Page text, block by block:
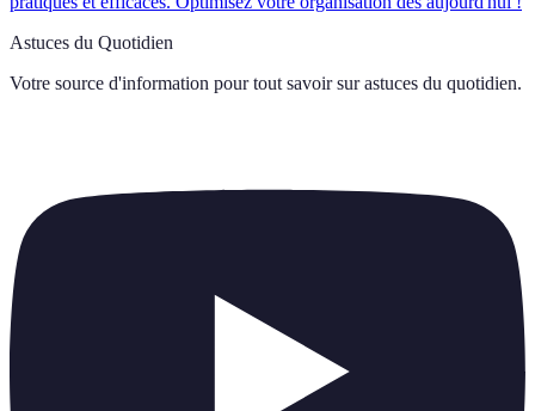
Astuces du Quotidien
Votre source d'information pour tout savoir sur astuces du quotidien.